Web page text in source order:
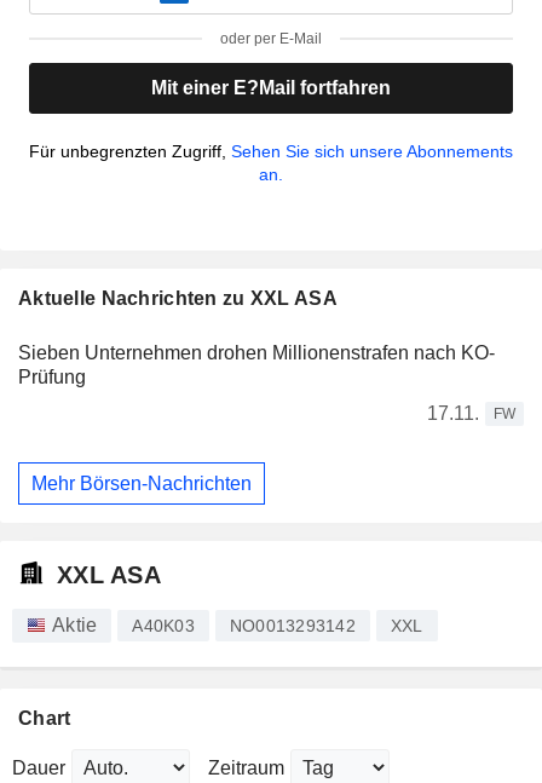
oder per E-Mail
Mit einer E?Mail fortfahren
Für unbegrenzten Zugriff, Sehen Sie sich unsere Abonnements
an.
Aktuelle Nachrichten zu XXL ASA
Sieben Unternehmen drohen Millionenstrafen nach KO-
Prüfung
17.11.
FW
Mehr Börsen-Nachrichten
XXL ASA
Aktie A40K03 NO0013293142 XXL
Chart
Dauer Zeitraum